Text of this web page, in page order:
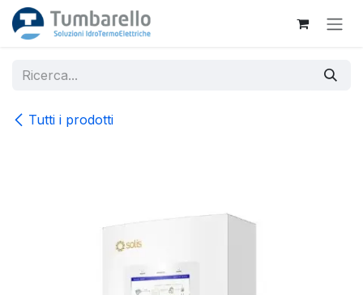
Passa al contenuto
Tutti i prodotti